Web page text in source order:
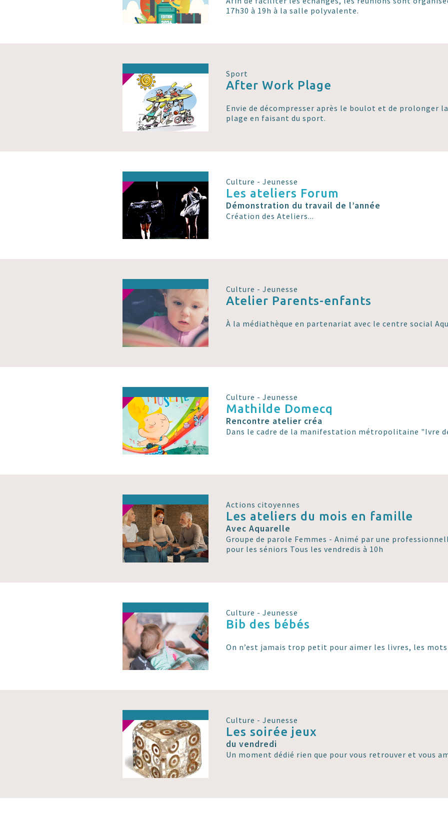
17h30 à 19h à la salle polyvalente.
Sport
After Work Plage
Envie de décompresser après le boulot et de prolonger
plage en faisant du sport.
Culture - Jeunesse
Les ateliers Forum
Démonstration du travail de l’année
Création des Ateliers...
Culture - Jeunesse
Atelier Parents-enfants
À la médiathèque en partenariat avec le centre social
Culture - Jeunesse
Mathilde Domecq
Rencontre atelier créa
Dans le cadre de la manifestation métropolitaine "Ivre
Actions citoyennes
Les ateliers du mois en famille
Avec Aquarelle
Groupe de parole Femmes - Animé par une
pour les séniors Tous les vendredis à 10h
Culture - Jeunesse
Bib des bébés
On n’est jamais trop petit pour aimer les livres, les
Culture - Jeunesse
Les soirée jeux
du vendredi
Un moment dédié rien que pour vous retrouver et vous